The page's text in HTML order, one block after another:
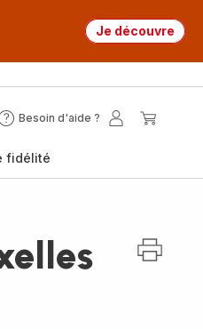
Je découvre
Besoin d'aide ?
Besoin
?
Mon
fidélité